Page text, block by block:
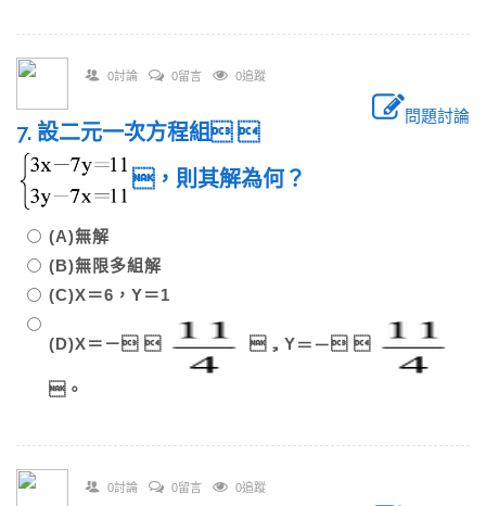
0討論 0留言 0追蹤
問題討論
7. 設二元一次方程組 
，則其解為何？
(A)無解
(B)無限多組解
(C)X＝6，Y＝1
(D)X＝－  ，Y＝－ 
。
0討論 0留言 0追蹤